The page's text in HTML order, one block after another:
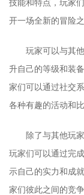
技能和特点，玩家
开一场全新的冒险之
玩家可以与其
升自己的等级和装
家们可以通过社交
各种有趣的活动和比
除了与其他玩
玩家们可以通过完
示自己的实力和成
家们彼此之间的竞争